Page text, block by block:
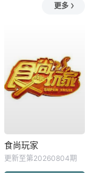
更多
食尚玩家
更新至第20260804期